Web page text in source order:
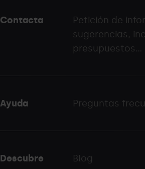
-
Contacta
Petición de
sugerencias,
presupuestos...
Ayuda Preguntas
Descubre
Blog